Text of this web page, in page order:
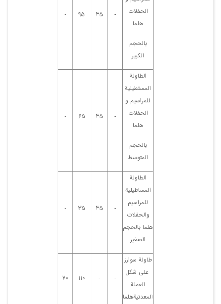
الحفلات
هلما
بالحجم
الکبیر
-
35
95
-
الطاولة
المستطیلیة
للمراسیم و
الحفلات
هلما
بالحجم
المتوسط
-
35
65
-
الطاولة
المساطیلیة
للمراسیم
والحفلات
هلما بالحجم
الصغیر
-
35
35
-
طاولة سوارز
علی شکل
العملة
المعدنیةهلما
-
-
110
70